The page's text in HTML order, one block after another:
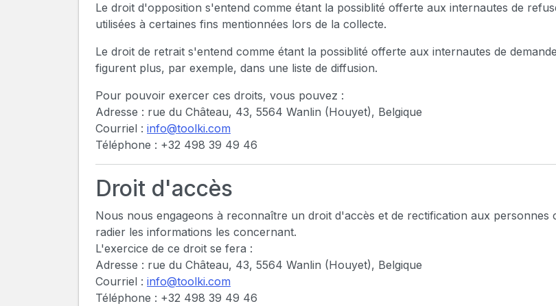
Le droit d'opposition s'entend comme étant la possiblité offerte aux internautes de
utilisées à certaines fins mentionnées lors de la collecte.
Le droit de retrait s'entend comme étant la possiblité offerte aux internautes de
figurent plus, par exemple, dans une liste de diffusion.
Pour pouvoir exercer ces droits, vous pouvez :
Adresse : rue du Château, 43, 5564 Wanlin (Houyet), Belgique
Courriel : info@toolki.com
Téléphone : +32 498 39 49 46
Droit d'accès
Nous nous engageons à reconnaître un droit d'accès et de rectification aux personnes
radier les informations les concernant.
L'exercice de ce droit se fera :
Adresse : rue du Château, 43, 5564 Wanlin (Houyet), Belgique
Courriel : info@toolki.com
Téléphone : +32 498 39 49 46